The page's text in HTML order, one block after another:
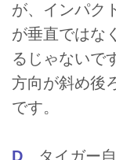
が、インパク
が垂直ではな
るじゃないで
方向が斜め後
です。
D タイガー